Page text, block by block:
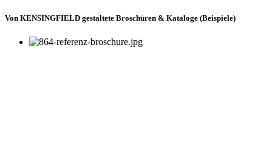
Von KENSINGFIELD gestaltete Broschüren & Kataloge (Beispiele)